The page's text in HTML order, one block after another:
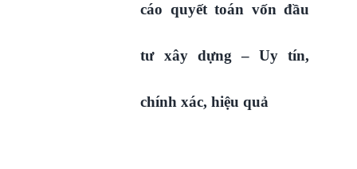
cáo quyết toán vốn đầu
tư xây dựng – Uy tín,
chính xác, hiệu quả